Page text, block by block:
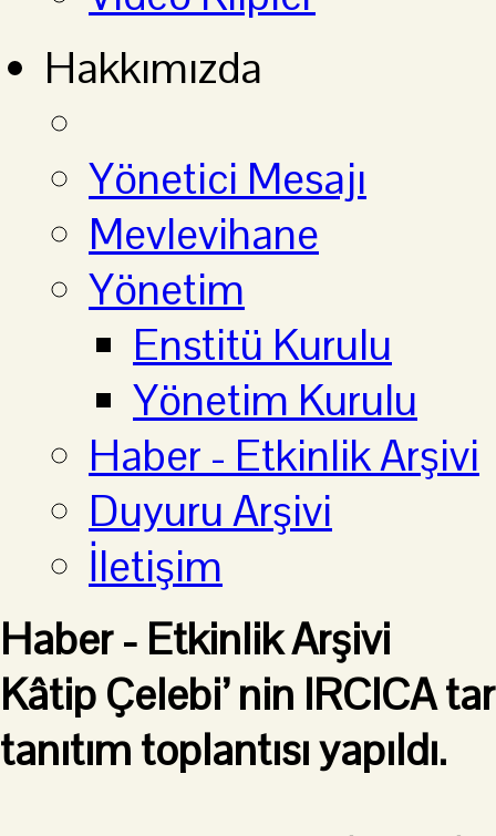
Hakkımızda
Yönetici Mesajı
Mevlevihane
Yönetim
Enstitü Kurulu
Yönetim Kurulu
Haber - Etkinlik Arşivi
Duyuru Arşivi
İletişim
Haber - Etkinlik Arşivi
Kâtip Çelebi’ nin IRCICA
tanıtım toplantısı yapıldı.